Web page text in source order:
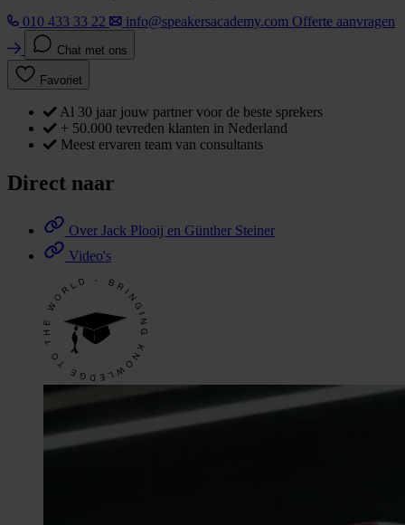
010 433 33 22
info@speakersacademy.com Offerte aanvragen
Chat met ons
Favoriet
Al 30 jaar jouw partner voor de beste sprekers
+ 50.000 tevreden klanten in Nederland
Meest ervaren team van consultants
Direct naar
Over Jack Plooij en Günther Steiner
Video's